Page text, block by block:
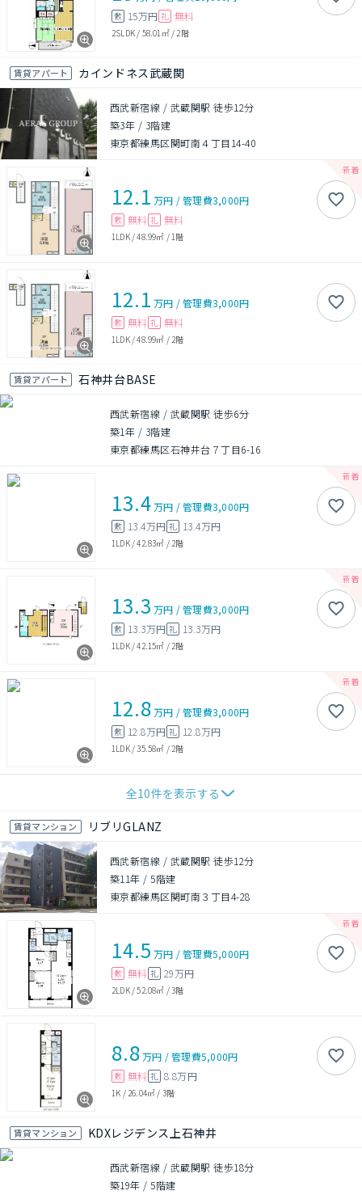
敷 15万円 礼 無料
2SLDK / 58.01㎡/ 2階
賃貸アパート カインドネス武蔵関
西武新宿線 / 武蔵関駅 徒歩12分
築3年 / 3階建
東京都練馬区関町南４丁目14-40
12.1 万円 /管理費3,000円
敷 無料 礼 無料
1LDK/48.99㎡ / 1階
12.1 万円 /管理費3,000円
敷 無料 礼 無料
1LDK/48.99㎡ / 2階
賃貸アパート 石神井台BASE
西武新宿線 / 武蔵関駅 徒歩6分
築1年 / 3階建
東京都練馬区石神井台７丁目6-16
13.4万円 /管理費3,000円
敷 13.4万円 礼 13.4万円
1LDK/42.83㎡ / 2階
13.3 万円 /管理費3,000円
敷 13.3万円 礼 13.3万円
1LDK/42.15㎡ / 2階
12.8万円 /管理費3,000円
敷 12.8万円 礼 12.8万円
1LDK/35.58㎡ / 2階
全10件を表示する
賃貸マンション リブリGLANZ
西武新宿線 / 武蔵関駅 徒歩12分
築11年 /5階建
東京都練馬区関町南３丁目4-28
14.5 万円 /管理費5,000円
敷 無料 礼 29万円
2LDK/52.08㎡ /3階
8.8万円 /管理費5,000円
敷 無料 礼 8.8万円
1K / 26.04㎡ / 3階
賃貸マンション KDXレジデンス上石神井
西武新宿線 / 武蔵関駅 徒歩18分
築19年 /5階建